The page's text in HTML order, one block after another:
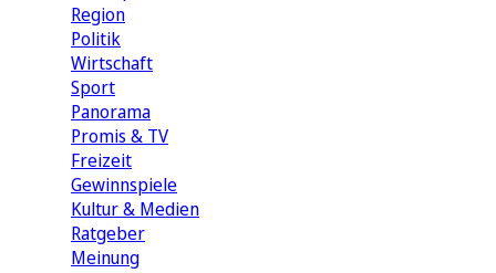
Region
Politik
Wirtschaft
Sport
Panorama
Promis & TV
Freizeit
Gewinnspiele
Kultur & Medien
Ratgeber
Meinung